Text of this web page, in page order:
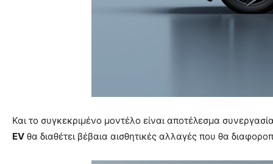
Και το συγκεκριμένο μοντέλο είναι αποτέλεσμα
EV θα διαθέτει βέβαια αισθητικές αλλαγές που θα